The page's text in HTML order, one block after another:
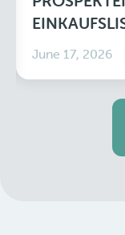
June 17, 2026